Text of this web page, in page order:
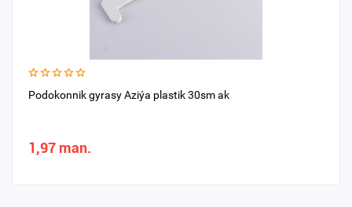
Podokonnik gyrasy Aziýa plastik 30sm ak
1,97 man.